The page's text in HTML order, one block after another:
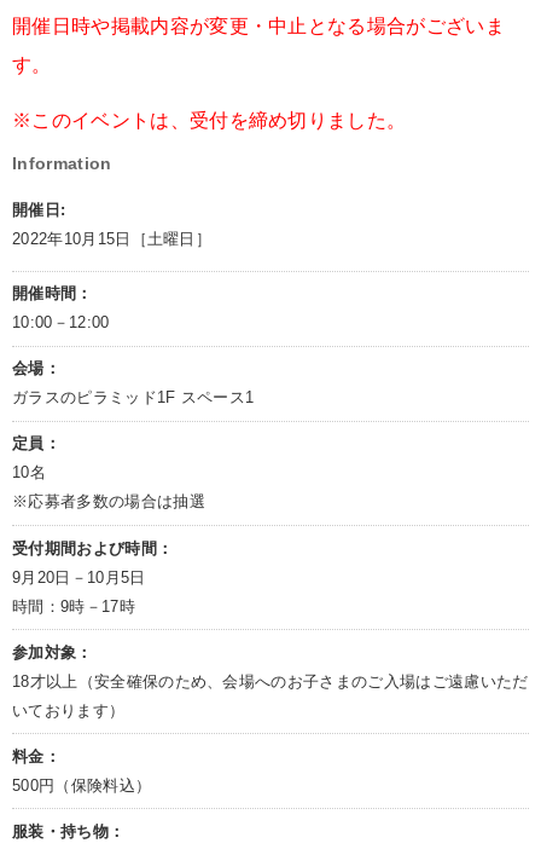
開催日時や掲載内容が変更・中止となる場合がございま
す。
※このイベントは、受付を締め切りました。
Information
開催日:
2022年10月15日［土曜日］
開催時間：
10:00－12:00
会場：
ガラスのピラミッド1F スペース1
定員：
10名
※応募者多数の場合は抽選
受付期間および時間：
9月20日－10月5日
時間：9時－17時
参加対象：
18才以上（安全確保のため、会場へのお子さまのご入場はご遠慮いただ
いております）
料金：
500円（保険料込）
服装・持ち物：